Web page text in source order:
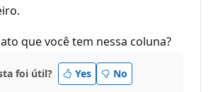
que você tem nessa coluna?
foi útil? Yes No